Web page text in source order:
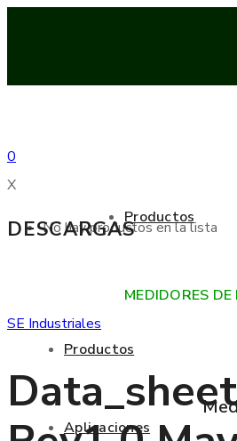
0
X
No hay productos en la lista
Productos
Aplicaciones
Productos
MEDIDORES DE
DESCARGAS
SE Industriales